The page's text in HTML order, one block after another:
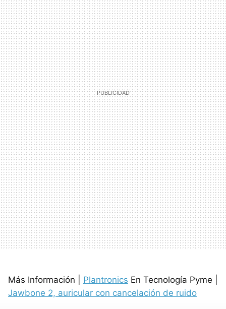
Más Información | Plantronics En Tecnología Pyme |
Jawbone 2, auricular con cancelación de ruido